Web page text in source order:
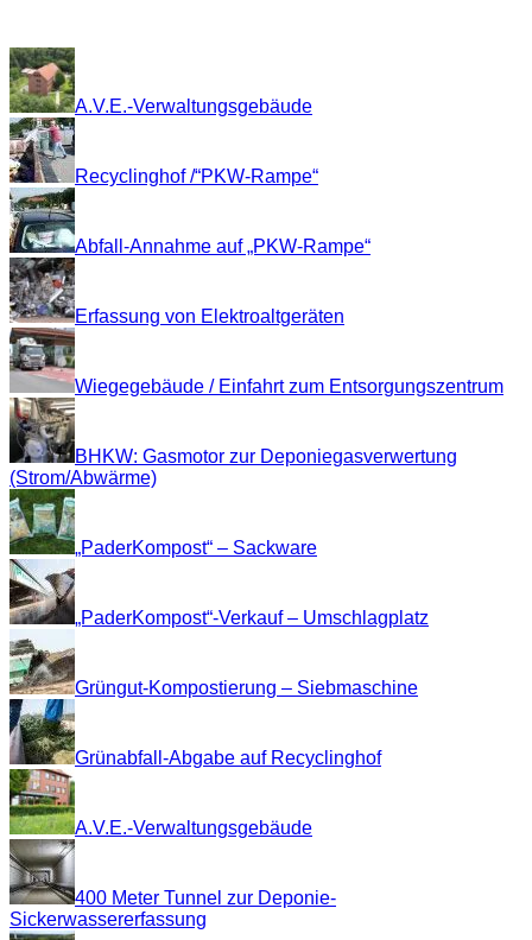
A.V.E.-Verwaltungsgebäude
Recyclinghof /“PKW-Rampe“
Abfall-Annahme auf „PKW-Rampe“
Erfassung von Elektroaltgeräten
Wiegegebäude / Einfahrt zum Entsorgungszentrum
BHKW: Gasmotor zur Deponiegasverwertung
(Strom/Abwärme)
„PaderKompost“ – Sackware
„PaderKompost“-Verkauf – Umschlagplatz
Grüngut-Kompostierung – Siebmaschine
Grünabfall-Abgabe auf Recyclinghof
A.V.E.-Verwaltungsgebäude
400 Meter Tunnel zur Deponie-
Sickerwassererfassung